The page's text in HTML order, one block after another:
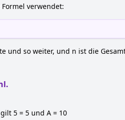
verwendet:
und so weiter, und n ist die
5 = 5 und A = 10